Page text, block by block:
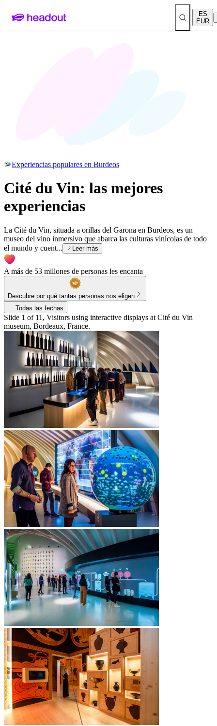
ES
EUR
Experiencias populares en Burdeos
Cité du Vin: las mejores
experiencias
La Cité du Vin, situada a orillas del Garona en Burdeos, es un
museo del vino inmersivo que abarca las culturas vinícolas de todo
el mundo y cuent...
Leer más
A más de 53 millones de personas les encanta
Descubre por qué tantas personas nos eligen
Todas las fechas
Slide 1 of 11, Visitors using interactive displays at Cité du Vin
museum, Bordeaux, France.